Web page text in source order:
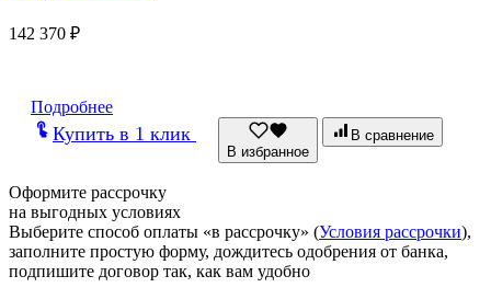
142 370 ₽
Подробнее
Купить в 1 клик
В избранное
В сравнение
Оформите рассрочку
на выгодных условиях
Выберите способ оплаты «в рассрочку» (Условия рассрочки),
заполните простую форму, дождитесь одобрения от банка,
подпишите договор так, как вам удобно